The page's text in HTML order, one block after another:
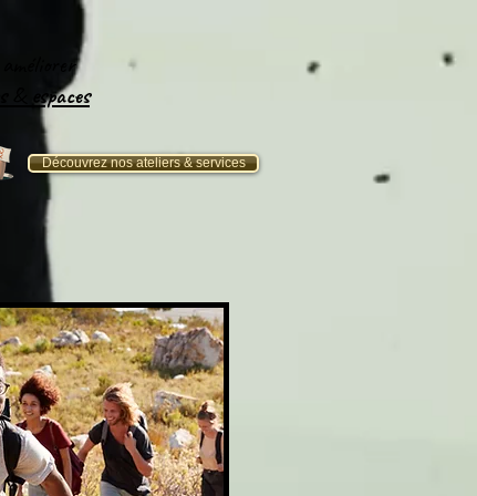
à améliorer
espaces​
Découvrez nos ateliers & services